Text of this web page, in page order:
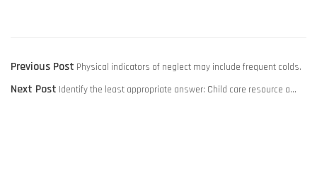
POST
NAVIGATION
Previous Post Previous
post:
Physical indicators of neglect may include frequent colds.​
Next Post Next
Identify the least appropriate answer: Child care resource a…